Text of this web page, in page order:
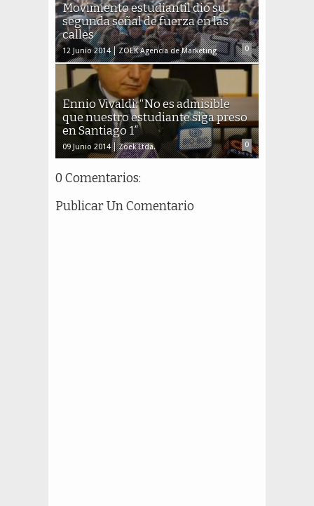
Movimiento estudiantil dio su
segunda señal de fuerza en las
calles
12 Junio 2014 ZOEK Agencia de Marketing 0
Ennio Vivaldi: “No es admisible
que nuestro estudiante siga preso
en Santiago 1″
09 Junio 2014 Zoek Ltda. 0
0 Comentarios:
Publicar Un Comentario